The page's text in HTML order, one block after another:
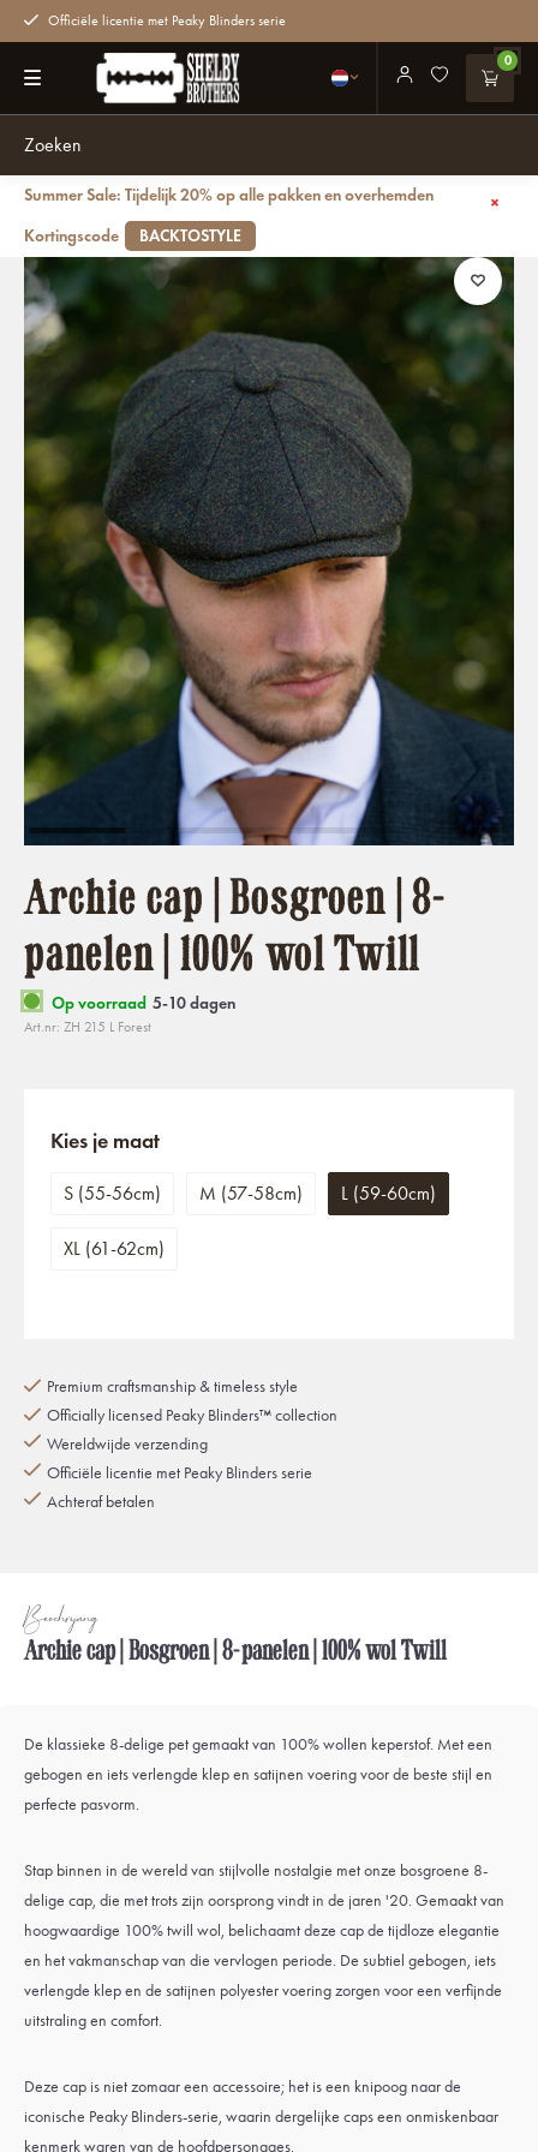
Officiële licentie met Peaky Blinders serie
0
Summer Sale: Tijdelijk 20% op alle pakken en overhemden
Kortingscode
BACKTOSTYLE
Archie cap | Bosgroen | 8-panelen | 100% wol Twill
Archie cap | Bosgroen | 8-
panelen | 100% wol Twill
Op voorraad 5-10 dagen
Art.nr: ZH 215 L Forest
Kies je maat
S (55-56cm) M (57-58cm) L (59-60cm)
XL (61-62cm)
Premium craftsmanship & timeless style
Officially licensed Peaky Blinders™ collection
Wereldwijde verzending
Officiële licentie met Peaky Blinders serie
Achteraf betalen
Beschrijving
Archie cap | Bosgroen | 8-panelen | 100% wol Twill
De klassieke 8-delige pet gemaakt van 100% wollen keperstof. Met een
gebogen en iets verlengde klep en satijnen voering voor de beste stijl en
perfecte pasvorm.
Stap binnen in de wereld van stijlvolle nostalgie met onze bosgroene 8-
delige cap, die met trots zijn oorsprong vindt in de jaren '20. Gemaakt van
hoogwaardige 100% twill wol, belichaamt deze cap de tijdloze elegantie
en het vakmanschap van die vervlogen periode. De subtiel gebogen, iets
verlengde klep en de satijnen polyester voering zorgen voor een verfijnde
uitstraling en comfort.
Deze cap is niet zomaar een accessoire; het is een knipoog naar de
iconische Peaky Blinders-serie, waarin dergelijke caps een onmiskenbaar
kenmerk waren van de hoofdpersonages.